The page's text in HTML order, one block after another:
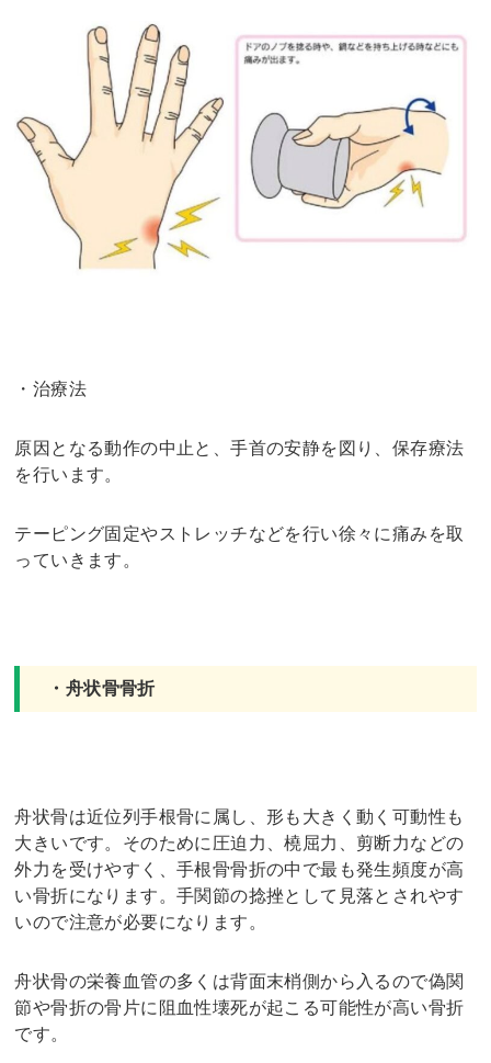
・治療法
原因となる動作の中止と、手首の安静を図り、保存療法
を行います。
テーピング固定やストレッチなどを行い徐々に痛みを取
っていきます。
・舟状骨骨折
舟状骨は近位列手根骨に属し、形も大きく動く可動性も
大きいです。そのために圧迫力、橈屈力、剪断力などの
外力を受けやすく、手根骨骨折の中で最も発生頻度が高
い骨折になります。手関節の捻挫として見落とされやす
いので注意が必要になります。
舟状骨の栄養血管の多くは背面末梢側から入るので偽関
節や骨折の骨片に阻血性壊死が起こる可能性が高い骨折
です。